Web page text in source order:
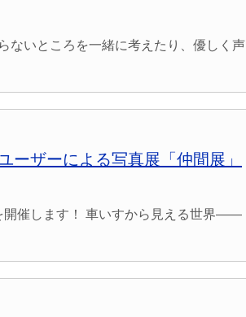
ないところを一緒に考えたり、優しく声
ーザーによる写真展「仲間展」
開催します！ 車いすから見える世界――